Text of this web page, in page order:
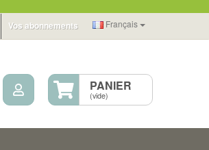
Français
Vos abonnements
PANIER
(vide)
Mon compte